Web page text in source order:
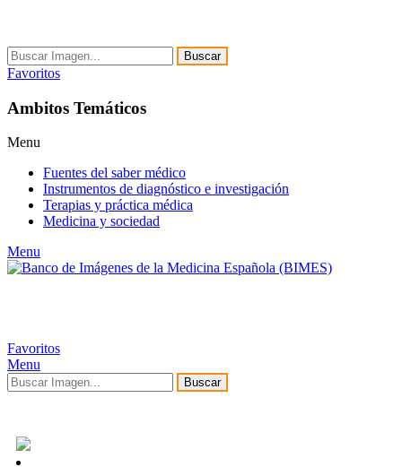
Buscar
Favoritos
Ambitos Temáticos
Menu
Fuentes del saber médico
Instrumentos de diagnóstico e investigación
Terapias y práctica médica
Medicina y sociedad
Menu
Favoritos
Menu
Buscar